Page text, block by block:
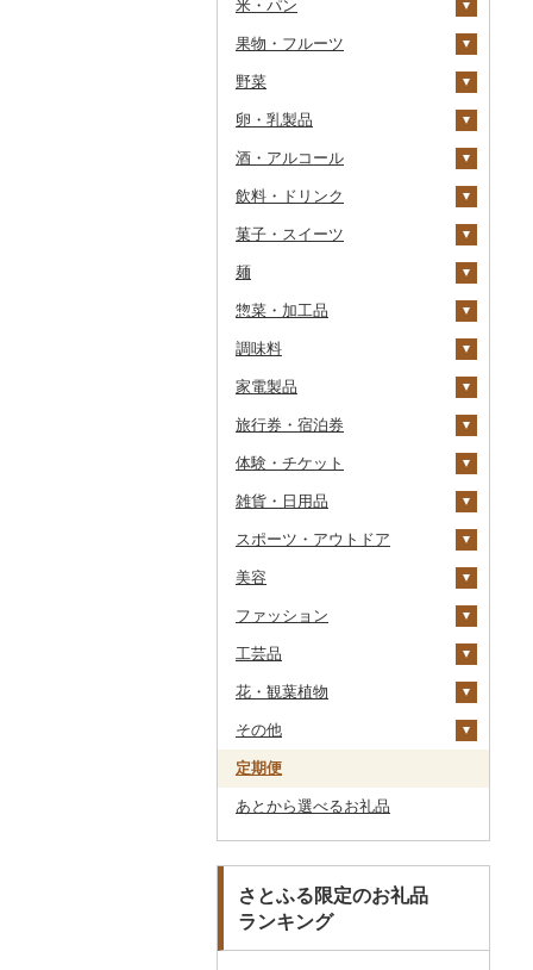
ステーキ
すき焼き
焼肉
牛タン
和牛
黒毛和牛
仙台牛
米沢牛
山形牛
常陸牛
上州牛
飛騨牛
近江牛
但馬牛
佐賀牛
長崎和牛
あか牛
宮崎牛
その他牛肉（精肉）
牛肉（加工品）
ハンバーグ
ローストビーフ
ビーフジャーキー
その他牛肉（加工品）
豚肉（精肉）
すき焼き
しゃぶしゃぶ
焼肉
アグー豚
豚肉（加工品）
ハンバーグ
もつ鍋
ハム
ソーセージ・ウインナ
鶏肉
鶏肉（精肉）
ハム・ソーセージ
唐揚げ
水炊き
地鶏
赤鶏さつま
その他鶏肉
鹿肉
馬肉
羊肉・ラム肉（ジンギス
カニ
ズワイガニ
毛ガニ
かにしゃぶ
その他カニ
エビ
ボタンエビ
伊勢海老
その他エビ
いくら
うに
明太子・たらこ
明太子
たらこ
その他魚卵
数の子
キャビア
その他魚卵
貝
鮑（アワビ）
牡蠣（カキ）
あさり
しじみ
サザエ
はまぐり
その他貝
鮮魚
鮭・サーモン
マグロ
イワシ
カツオ
金目鯛
クエ
サバ
鯛
のどぐろ
ふぐ
ブリ
ほっけ
その他鮮魚
イカ・タコ
イカ
タコ
海苔・海藻
海苔
わかめ
ひじき
その他海苔・海藻
干物
ししゃも
その他干物
その他魚介・加工品
しらす・ちりめん
かまぼこ・練り製品
米・パン
米
無洗米
玄米
金芽米
ゆめぴりか
コシヒカリ
はえぬき
さがびより
あきたこまち
ひとめぼれ
ミルキークィーン
ななつぼし
雑穀
餅
その他穀物加工品
パン
果物・フルーツ
ぶどう・マスカット
巨峰
ナガノパープル
ピオーネ
デラウェア
その他ぶどう・マスカ
いちご
りんご
もも
メロン
梨
和梨
洋梨・ラフランス
マンゴー
みかん・柑橘
みかん
レモン
不知火・デコポン
せとか
まどんな
その他柑橘
すいか
キウイ
柿（カキ）
ドライフルーツ
干し芋
その他果物
びわ
パイナップル
栗
その他果物
野菜
いも
じゃがいも
さつまいも
その他いも
トマト
フルーツトマト
ミニトマト
玉ねぎ
ねぎ
根菜
人参
大根
自然薯
レンコン
にんにく・生姜
その他根菜
アスパラガス
豆
きのこ
しいたけ
松茸
その他きのこ
その他野菜
山菜
かぼちゃ
レタス
卵・乳製品
卵
チーズ
ヨーグルト
バター
その他乳製品
酒・アルコール
ビール・発泡酒
ビール
地ビール・クラフトビ
日本酒
純米吟醸
大吟醸
吟醸
その他日本酒
芋焼酎
麦焼酎
米焼酎
黒糖焼酎
その他焼酎
梅酒
泡盛
ワイン
白ワイン
赤ワイン
シャンパン・スパーク
ウイスキー
リキュール・洋酒
甘酒
ノンアルコール
その他酒
飲料・ドリンク
水・ミネラルウォーター
飲料
コーヒー豆
粉
ドリップ
茶
飲料
茶葉・ティーバッグ
静岡茶
足柄茶
知覧茶
八女茶
果汁飲料
りんごジュース
みかんジュース（オレ
紅茶
飲料
茶葉・ティーバッグ
その他飲料・ジュース
野菜ジュース
炭酸飲料
豆乳
菓子・スイーツ
クッキー
焼き菓子
プリン
ゼリー
チョコレート
カステラ
アイス・ジェラート
その他洋菓子
煎餅・おかき
羊羹
饅頭
大福
その他和菓子
麺
ラーメン
うどん
そば
パスタ
ひやむぎ
そうめん
その他麺
惣菜・加工品
惣菜
餃子
シュウマイ
コロッケ
その他惣菜
カレー・シチュー
カレー
シチュー
鍋
肉
魚
その他鍋
ピザ
レトルト
スープ
豆腐・納豆
豆腐
漬物
キムチ
その他漬物
缶詰・瓶詰
肉
魚
果物
ジャム
その他缶詰・瓶詰
乾物
燻製（スモーク）
おせち
その他加工品
調味料
砂糖
塩
醤油
味噌
酢
だし
食用油
オリーブオイル
ごま油
その他食用油
はちみつ
ドレッシング
その他調味料
みりん
ケチャップ
こしょう
その他調味料
家電製品
季節・空調家電
キッチン家電
照明器具
パソコン・周辺機器
TV・オーディオ・カメラ
美容・健康家電
カー用品
時計
その他家電
旅行券・宿泊券
旅行券
JTBふるさと旅行クー
その他旅行券
宿泊券
体験・チケット
PayPay商品券
食事券
温泉・サウナ・スパ利用
ダイビング
スキーチケット・リフト
券
GDOふるさとゴルフ
プレークーポン
その他のゴルフプレー
花火大会チケット
カタログギフト
雑貨・日用品
家具・インテリア
机・テーブル
その他家具・インテリ
寝具
布団
毛布
タオルケット
その他寝具
タオル
その他タオル
文房具・印鑑
ボールペン
ノート・ファイル
印鑑
その他文房具
食器
グラス・カップ
タンブラー
箸
スプーン・フォーク・
ナイフ
皿・椀
キッチン用品
包丁
フライパン
鍋
まな板
土鍋
日用品
洗剤
トイレットペーパー
ティッシュ
その他日用品
楽器・器材
本・CD・DVD
おもちゃ・ぬいぐるみ
ご当地キャラクター
スポーツ・アウトドア
ゴルフ
ゴルフボール
ゴルフウェア
その他ゴルフ
釣り
サイクリング
アウトドア・キャンプ
その他スポーツ
ウェア・ユニフォーム
その他スポーツ
美容
スキンケア
洗顔
その他スキンケア
シャンプー・リンス
石鹸・ボディーソープ
入浴剤
アロマ
プロテイン
その他美容
ファッション
鞄・バッグ
トートバッグ・ショル
キャリーバッグ・スー
ツケース
その他鞄・バッグ
洋服
女性・レディース
男性・メンズ
子供・ベビー
その他洋服
和服
靴・履物
靴・シューズ
スリッパ・下駄・草履
その他靴・履物
アクセサリー
ペンダント・ネックレ
ス
ピアス・イヤリング
その他服飾小物
ショール・ストール
工芸品
織物
本場奄美大島紬
その他織物
陶器・漆器
信楽焼
唐津焼
備前焼
美濃焼
村上木彫堆朱
その他装飾品・工芸品
数珠
工芸品
播州そろばん
美濃和紙
花・観葉植物
観葉植物・苗木
花
胡蝶蘭
造花・プリザーブドフ
ラワー
その他花
盆栽・その他
その他
地域サービス
その他
定期便
あとから選べるお礼品
さとふる限定のお礼品
ランキング